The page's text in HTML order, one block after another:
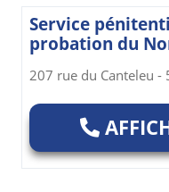
Service
probation du
207 rue du Canteleu -